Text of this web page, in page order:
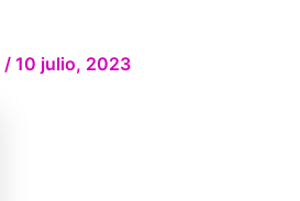
/ 10 julio, 2023